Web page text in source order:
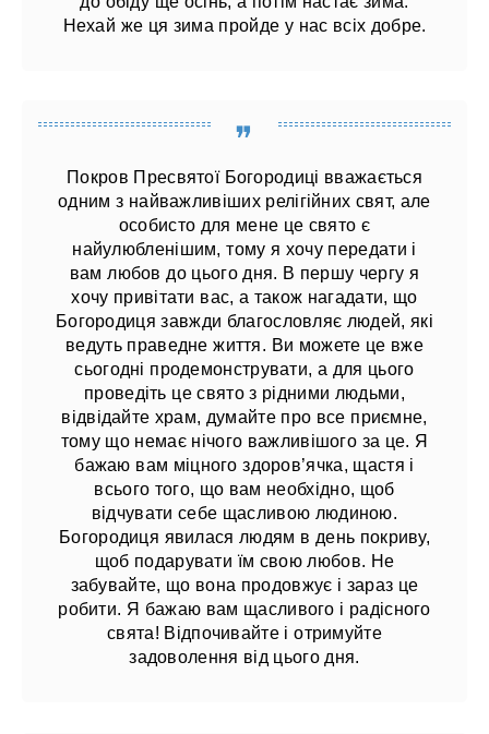
Нехай же ця зима пройде у нас всіх добре.
Покров Пресвятої Богородиці вважається
одним з найважливіших релігійних свят, але
особисто для мене це свято є
найулюбленішим, тому я хочу передати і
вам любов до цього дня. В першу чергу я
хочу привітати вас, а також нагадати, що
Богородиця завжди благословляє людей, які
ведуть праведне життя. Ви можете це вже
сьогодні продемонструвати, а для цього
проведіть це свято з рідними людьми,
відвідайте храм, думайте про все приємне,
тому що немає нічого важливішого за це. Я
бажаю вам міцного здоров’ячка, щастя і
всього того, що вам необхідно, щоб
відчувати себе щасливою людиною.
Богородиця явилася людям в день покриву,
щоб подарувати їм свою любов. Не
забувайте, що вона продовжує і зараз це
робити. Я бажаю вам щасливого і радісного
свята! Відпочивайте і отримуйте
задоволення від цього дня.